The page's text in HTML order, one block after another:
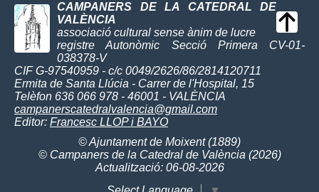
CAMPANERS DE LA CATEDRAL DE
VALÈNCIA
associació cultural sense ànim de lucre
registre Autonòmic Secció Primera CV-01-
038378-V
CIF G-97540959 - c/c 0049/2626/86/2814120711
Ermita de Santa Llúcia - Carrer de l'Hospital, 15
Telèfon 636 066 978 - 46001 - VALÈNCIA
campanerscatedralvalencia@gmail.com
Editor: Francesc LLOP i BAYO
© Ajuntament de Moixent (1889)
© Campaners de la Catedral de València (2026)
Actualització: 06-08-2026